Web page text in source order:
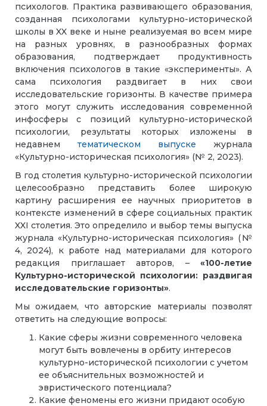
психологов. Практика развивающего образования,
созданная психологами культурно-исторической
школы в XX веке и ныне реализуемая во всем мире
на разных уровнях, в разнообразных формах
образования, подтверждает продуктивность
включения психологов в такие «эксперименты». А
сама психология раздвигает в них свои
исследовательские горизонты. В качестве примера
этого могут служить исследования современной
инфосферы с позиций культурно-исторической
психологии, результаты которых изложены в
недавнем тематическом выпуске журнала
«Культурно-историческая психология» (№ 2, 2023).
В год столетия культурно-исторической психологии
целесообразно представить более широкую
картину расширения ее научных приоритетов в
контексте изменений в сфере социальных практик
XXI столетия. Это определило и выбор темы выпуска
журнала «Культурно-историческая психология» (№
4, 2024), к работе над материалами для которого
редакция приглашает авторов, – «100-летие
Культурно-исторической психологии: раздвигая
исследовательские горизонты».
Мы ожидаем, что авторские материалы позволят
ответить на следующие вопросы:
Какие сферы жизни современного человека
могут быть вовлечены в орбиту интересов
культурно-исторической психологии с учетом
ее объяснительных возможностей и
эвристического потенциала?
Какие феномены его жизни придают особую